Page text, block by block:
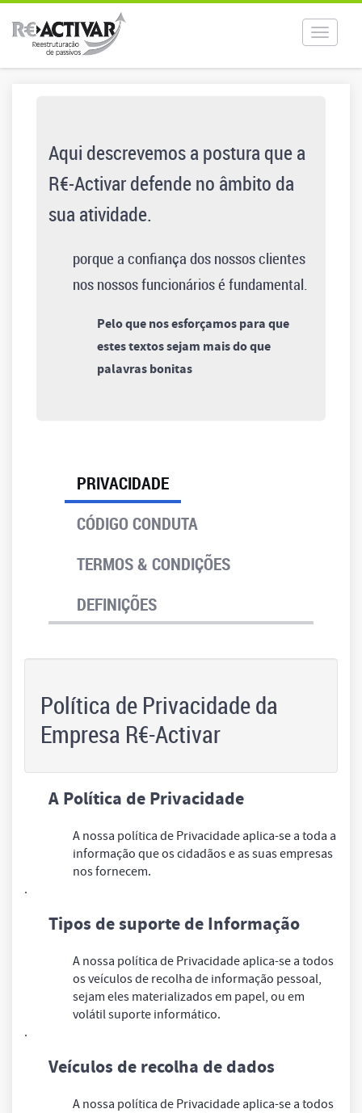
Toggle
Aqui descrevemos a postura que a
R€-Activar defende no âmbito da
sua atividade.
porque a confiança dos nossos clientes
nos nossos funcionários é fundamental.
Pelo que nos esforçamos para que
estes textos sejam mais do que
palavras bonitas
PRIVACIDADE
CÓDIGO CONDUTA
TERMOS & CONDIÇÕES
DEFINIÇÕES
Política de Privacidade da
Empresa R€-Activar
A Política de Privacidade
A nossa política de Privacidade aplica-se a toda a
informação que os cidadãos e as suas empresas
nos fornecem.
.
Tipos de suporte de Informação
A nossa política de Privacidade aplica-se a todos
os veículos de recolha de informação pessoal,
sejam eles materializados em papel, ou em
volátil suporte informático.
.
Veículos de recolha de dados
A nossa política de Privacidade aplica-se a todos